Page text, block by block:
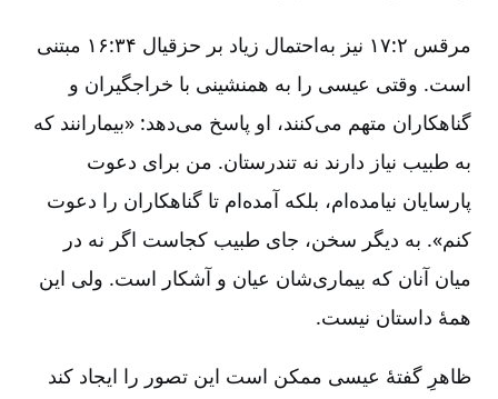
مرقس ۲:‏۱۷ نیز به‌احتمال زیاد بر حزقیال ۳۴:‏۱۶ مبتنی
است. وقتی عیسی را به همنشینی با خراجگیران و
گناهکاران متهم می‌کنند، او پاسخ می‌دهد: «بیمارانند که
به طبیب نیاز دارند نه تندرستان. من برای دعوت
پارسایان نیامده‌ام، بلکه آمده‌ام تا گناهکاران را دعوت
کنم». به دیگر سخن، جای طبیب کجاست اگر نه در
میان آنان که بیماری‌شان عیان و آشکار است. ولی این
همۀ داستان نیست.
ظاهرِ گفتۀ عیسی ممکن است این تصور را ایجاد کند